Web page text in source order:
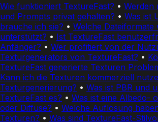
Wie funktioniert TextureFast? • Werden
und Prompts privat gehalten? • Was ist
brauche ich sie? • Welche Dateiformate
unterstützt? • Ist TextureFast
Anfänger? • Wer profitiert von der
Texturgenerators von TextureFast? •
TextureFast generierte Texturen
Kann ich die Texturen kommerziell
Texturgenerierung? • Was ist PBR und
TextureFast es? • Was ist eine Albedo-
oder Diffuse? • Welche Auflösung
Texturen? • Was sind TextureFast-